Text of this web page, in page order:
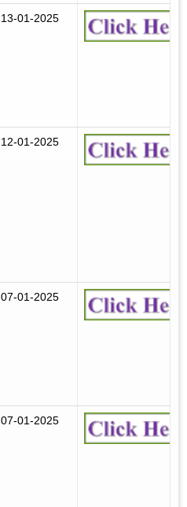
13-01-2025
12-01-2025
07-01-2025
07-01-2025